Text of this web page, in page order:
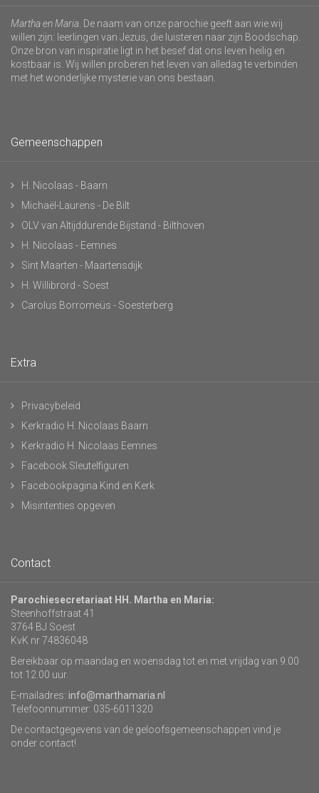
Martha en Maria . De naam van onze parochie geeft aan wie wij
willen zijn: leerlingen van Jezus, die luisteren naar zijn Boodschap.
Onze bron van inspiratie ligt in het besef dat ons leven heilig en
kostbaar is. Wij willen proberen het leven van alledag te verbinden
met het wonderlijke mysterie van ons bestaan.
Gemeenschappen
H. Nicolaas - Baarn
Michaël-Laurens - De Bilt
OLV van Altijddurende Bijstand - Bilthoven
H. Nicolaas - Eemnes
Sint Maarten - Maartensdijk
H. Willibrord - Soest
Carolus Borromeüs - Soesterberg
Extra
Privacybeleid
Kerkradio H. Nicolaas Baarn
Kerkradio H. Nicolaas Eemnes
Facebook Sleutelfiguren
Facebookpagina Kind en Kerk
Misintenties opgeven
Contact
Parochiesecretariaat HH. Martha en Maria:
Steenhoffstraat 41
3764 BJ Soest
KvK nr 74836048
Bereikbaar op maandag en woensdag tot en met vrijdag van 9.00
tot 12.00 uur.
E-mailadres: info@marthamaria.nl
Telefoonnummer: 035-6011320
De contactgegevens van de geloofsgemeenschappen vind je
onder contact!